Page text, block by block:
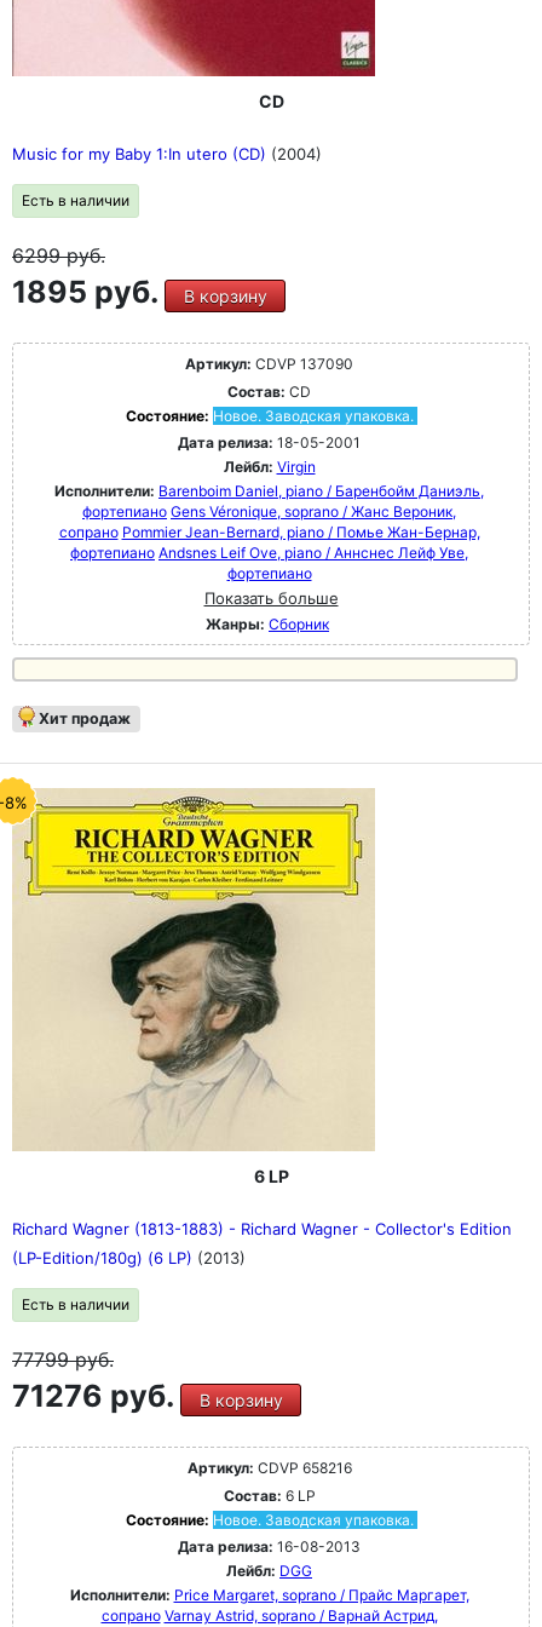
CD
Music for my Baby 1:In utero (CD) (2004)
Есть в наличии
6299руб.
1895 руб. В корзину
Артикул: CDVP 137090
Состав: CD
Состояние: Новое. Заводская упаковка.
Дата релиза: 18-05-2001
Лейбл: Virgin
Исполнители: Barenboim Daniel, piano / Баренбойм Даниэль,
фортепиано Gens Véronique, soprano / Жанс Вероник,
сопрано Pommier Jean-Bernard, piano / Помье Жан-Бернар,
фортепиано Andsnes Leif Ove, piano / Аннснес Лейф Уве,
фортепиано
Показать больше
Жанры: Сборник
Хит продаж
8%
6 LP
Richard Wagner (1813-1883) - Richard Wagner - Collector's Edition
(LP-Edition/180g) (6 LP) (2013)
Есть в наличии
77799руб.
71276 руб. В корзину
Артикул: CDVP 658216
Состав: 6 LP
Состояние: Новое. Заводская упаковка.
Дата релиза: 16-08-2013
Лейбл: DGG
Исполнители: Price Margaret, soprano / Прайс Маргарет,
сопрано Varnay Astrid, soprano / Варнай Астрид,